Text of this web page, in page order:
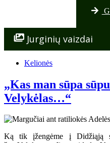
Jurginių vaizdai
Kelionės
„Kas man sūpa
Velykėlas…“
Ką tik įžengėme į Didžiąją